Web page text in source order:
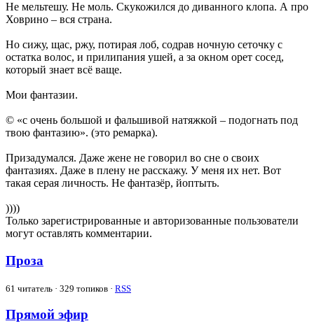
Не мельтешу. Не моль. Скукожился до диванного клопа. А про
Ховрино – вся страна.
Но сижу, щас, ржу, потирая лоб, содрав ночную сеточку с
остатка волос, и прилипания ушей, а за окном орет сосед,
который знает всё ваще.
Мои фантазии.
© «с очень большой и фальшивой натяжкой – подогнать под
твою фантазию». (это ремарка).
Призадумался. Даже жене не говорил во сне о своих
фантазиях. Даже в плену не расскажу. У меня их нет. Вот
такая серая личность. Не фантазёр, йоптыть.
))))
Только зарегистрированные и авторизованные пользователи
могут оставлять комментарии.
Проза
61 читатель · 329 топиков · RSS
Прямой эфир